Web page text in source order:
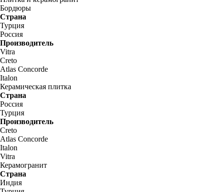
Бордюры
Страна
Турция
Россия
Производитель
Vitra
Creto
Atlas Concorde
Italon
Керамическая плитка
Страна
Россия
Турция
Производитель
Creto
Atlas Concorde
Italon
Vitra
Керамогранит
Страна
Индия